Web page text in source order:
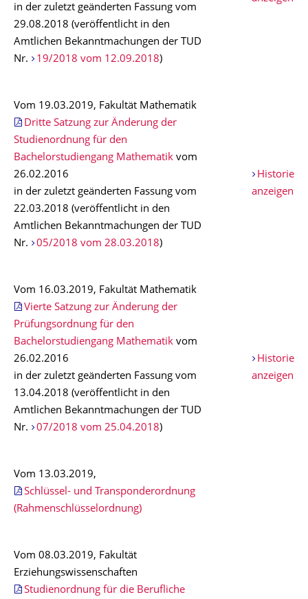
in der zuletzt geänderten Fassung vom
29.08.2018 (veröffentlicht in den
Amtlichen Bekanntmachungen der TUD
Nr.
19/2018 vom 12.09.2018)
Vom 19.03.2019, Fakultät Mathematik
Dritte Satzung zur Änderung der
Studienordnung für den
Bachelorstudiengang Mathematik vom
26.02.2016
in der zuletzt geänderten Fassung vom
22.03.2018 (veröffentlicht in den
Amtlichen Bekanntmachungen der TUD
Nr.
05/2018 vom 28.03.2018)
Historie
anzeigen
Vom 16.03.2019, Fakultät Mathematik
Vierte Satzung zur Änderung der
Prüfungsordnung für den
Bachelorstudiengang Mathematik vom
26.02.2016
in der zuletzt geänderten Fassung vom
13.04.2018 (veröffentlicht in den
Amtlichen Bekanntmachungen der TUD
Nr.
07/2018 vom 25.04.2018)
Historie
anzeigen
Vom 13.03.2019,
Schlüssel- und Transponderordnung
(Rahmenschlüsselordnung)
Vom 08.03.2019, Fakultät
Erziehungswissenschaften
Studienordnung für die Berufliche